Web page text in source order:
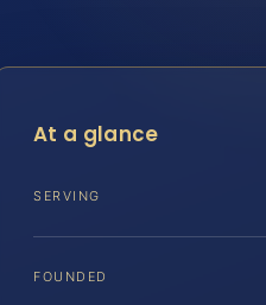
At a glance
SERVING
FOUNDED